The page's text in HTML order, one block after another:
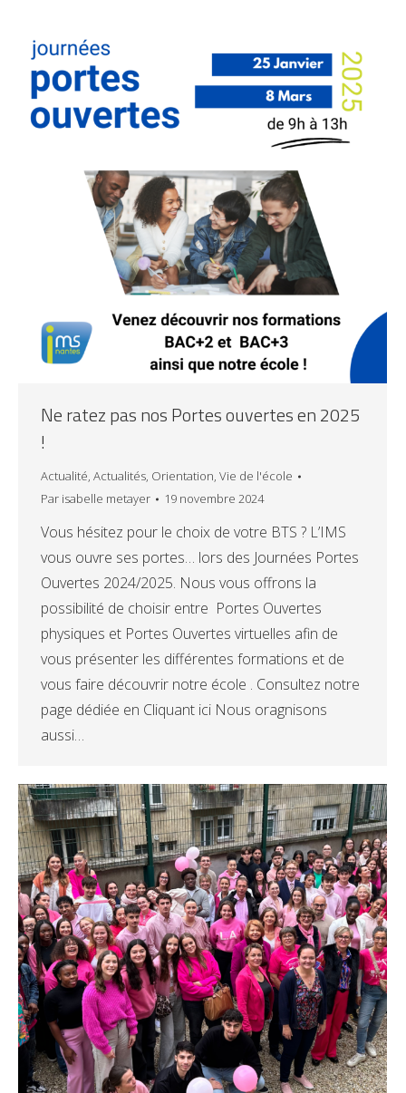
Ne ratez pas nos Portes ouvertes en 2025
!
Actualité, Actualités, Orientation, Vie de l'école
Par isabelle metayer 19 novembre 2024
Vous hésitez pour le choix de votre BTS ? L’IMS
vous ouvre ses portes… lors des Journées Portes
Ouvertes 2024/2025. Nous vous offrons la
possibilité de choisir entre Portes Ouvertes
physiques et Portes Ouvertes virtuelles afin de
vous présenter les différentes formations et de
vous faire découvrir notre école . Consultez notre
page dédiée en Cliquant ici Nous oragnisons
aussi…